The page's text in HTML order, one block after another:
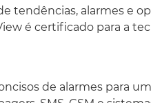
de receitas permite a
subscrição de alarmes,
tendências, alarmes e
é certificado para a
de alarmes para